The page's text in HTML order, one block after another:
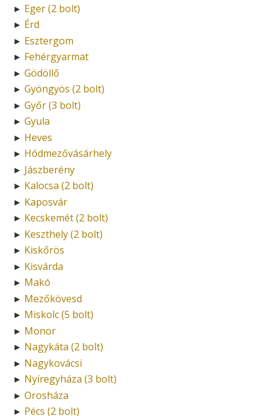
► Eger (2 bolt)
► Érd
► Esztergom
► Fehérgyarmat
► Gödöllő
► Gyöngyös (2 bolt)
► Győr (3 bolt)
► Gyula
► Heves
► Hódmezővásárhely
► Jászberény
► Kalocsa (2 bolt)
► Kaposvár
► Kecskemét (2 bolt)
► Keszthely (2 bolt)
► Kiskőrös
► Kisvárda
► Makó
► Mezőkövesd
► Miskolc (5 bolt)
► Monor
► Nagykáta (2 bolt)
► Nagykovácsi
► Nyíregyháza (3 bolt)
► Orosháza
► Pécs (2 bolt)